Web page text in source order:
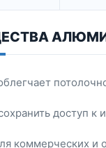
доступ
коммерческих и